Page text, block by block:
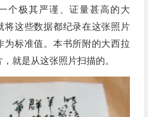
个极其严谨、证量甚高的大
将这些数据都纪录在这张照片
为标准值。本书所附的大西拉
就是从这张照片扫描的。